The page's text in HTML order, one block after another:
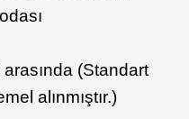
(Standart
alınmıştır.)